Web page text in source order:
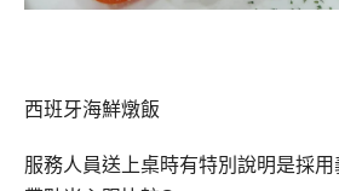
西班牙海鮮燉飯
服務人員送上桌時有特別說明是採